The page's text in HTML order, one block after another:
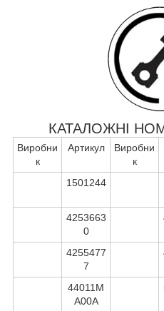
КАТАЛОЖНІ
Виробни
к
Артикул
Виробни
к
1501244
4253663
0
4255477
7
44011M
A00A